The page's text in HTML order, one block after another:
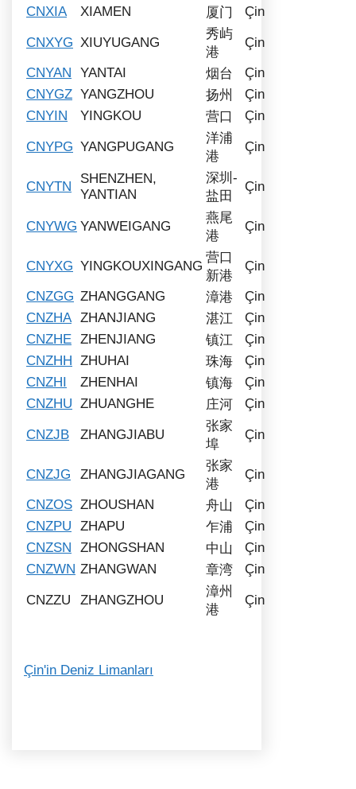
CNXIA
XIAMEN 厦门 Çin
CNXYG XIUYUGANG
秀屿
港
Çin
CNYAN
YANTAI 烟台
Çin
CNYGZ YANGZHOU 扬州
Çin
CNYIN
YINGKOU 营口 Çin
CNYPG YANGPUGANG
洋浦
港
Çin
CNYTN
SHENZHEN,
YANTIAN
深圳-
盐田
Çin
CNYWG YANWEIGANG
燕尾
港
Çin
CNYXG YINGKOUXINGANG
营口
新港
Çin
CNZGG ZHANGGANG 漳港
Çin
CNZHA ZHANJIANG 湛江
Çin
CNZHE ZHENJIANG 镇江
Çin
CNZHH
ZHUHAI 珠海
Çin
CNZHI
ZHENHAI 镇海
Çin
CNZHU ZHUANGHE 庄河 Çin
CNZJB ZHANGJIABU
张家
埠
Çin
CNZJG ZHANGJIAGANG
张家
港
Çin
CNZOS ZHOUSHAN 舟山
Çin
CNZPU
ZHAPU 乍浦
Çin
CNZSN
ZHONGSHAN 中山
Çin
CNZWN ZHANGWAN 章湾 Çin
CNZZU ZHANGZHOU
漳州
港
Çin
Çin'in Deniz Limanları